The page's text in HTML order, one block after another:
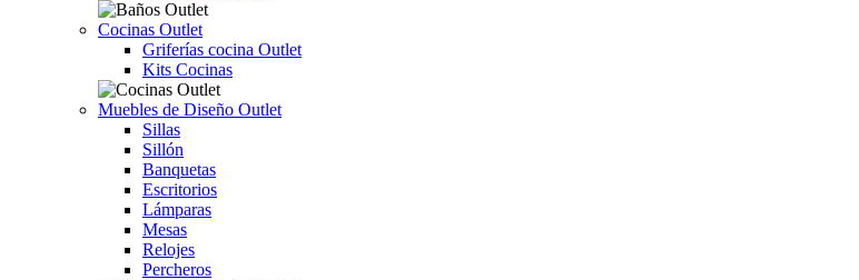
Cocinas Outlet
Griferías cocina Outlet
Kits Cocinas
Muebles de Diseño Outlet
Sillas
Sillón
Banquetas
Escritorios
Lámparas
Mesas
Relojes
Percheros